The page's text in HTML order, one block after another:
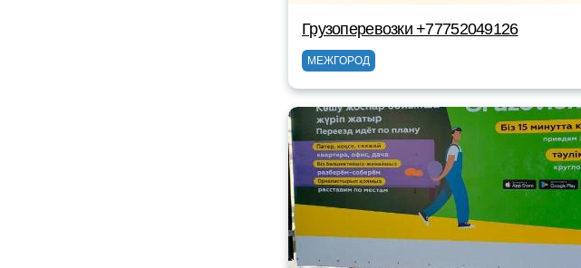
Грузоперевозки +77752049126
МЕЖГОРОД